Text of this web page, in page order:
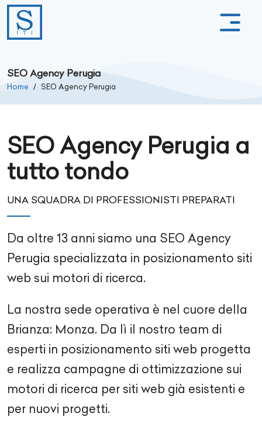
SEO Agency Perugia
Home SEO Agency Perugia
SEO Agency Perugia a
tutto tondo
UNA SQUADRA DI PROFESSIONISTI PREPARATI
Da oltre 13 anni siamo una SEO Agency
Perugia specializzata in posizionamento siti
web sui motori di ricerca.
La nostra sede operativa è nel cuore della
Brianza: Monza. Da lì il nostro team di
esperti in posizionamento siti web progetta
e realizza campagne di ottimizzazione sui
motori di ricerca per siti web già esistenti e
per nuovi progetti.